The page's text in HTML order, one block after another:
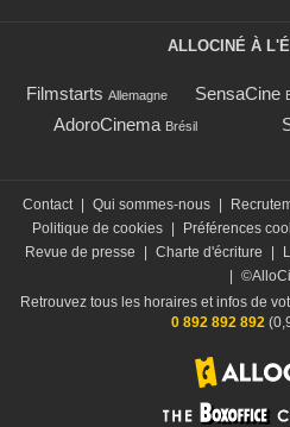
ALLOCINÉ À
Filmstarts Allemagne SensaCine
AdoroCinema Brésil
Contact Qui sommes-nous
Politique de cookies
Préférences
Revue de presse
Charte d'écriture
Retrouvez tous les horaires et infos de
0 892 892 892